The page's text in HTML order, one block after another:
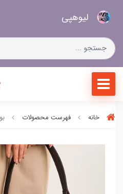
لیو‌هپی
خانه فهرست محصولات